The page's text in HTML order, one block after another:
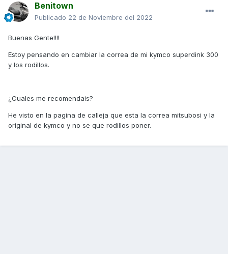
Benitown
Publicado 22 de Noviembre del 2022
Buenas Gente!!!!
Estoy pensando en cambiar la correa de mi kymco superdink 300
y los rodillos.
¿Cuales me recomendais?
He visto en la pagina de calleja que esta la correa mitsubosi y la
original de kymco y no se que rodillos poner.